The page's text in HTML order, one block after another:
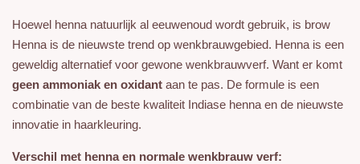
Hoewel henna natuurlijk al eeuwenoud wordt gebruik, is brow
Henna is de nieuwste trend op wenkbrauwgebied. Henna is een
geweldig alternatief voor gewone wenkbrauwverf. Want er komt
geen ammoniak en oxidant aan te pas. De formule is een
combinatie van de beste kwaliteit Indiase henna en de nieuwste
innovatie in haarkleuring.
Verschil met henna en normale wenkbrauw verf: